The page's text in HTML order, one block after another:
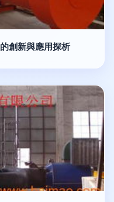
創新與應用探析